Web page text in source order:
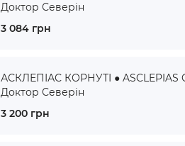
Доктор Северін
3 084 грн
АСКЛЕПІАС КОРНУТІ ● ASCLEPIAS
Доктор Северін
3 200 грн